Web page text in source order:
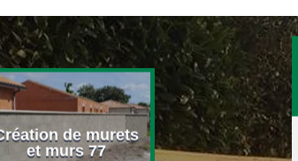
de murets
et murs 77
Installation de
clôture 77